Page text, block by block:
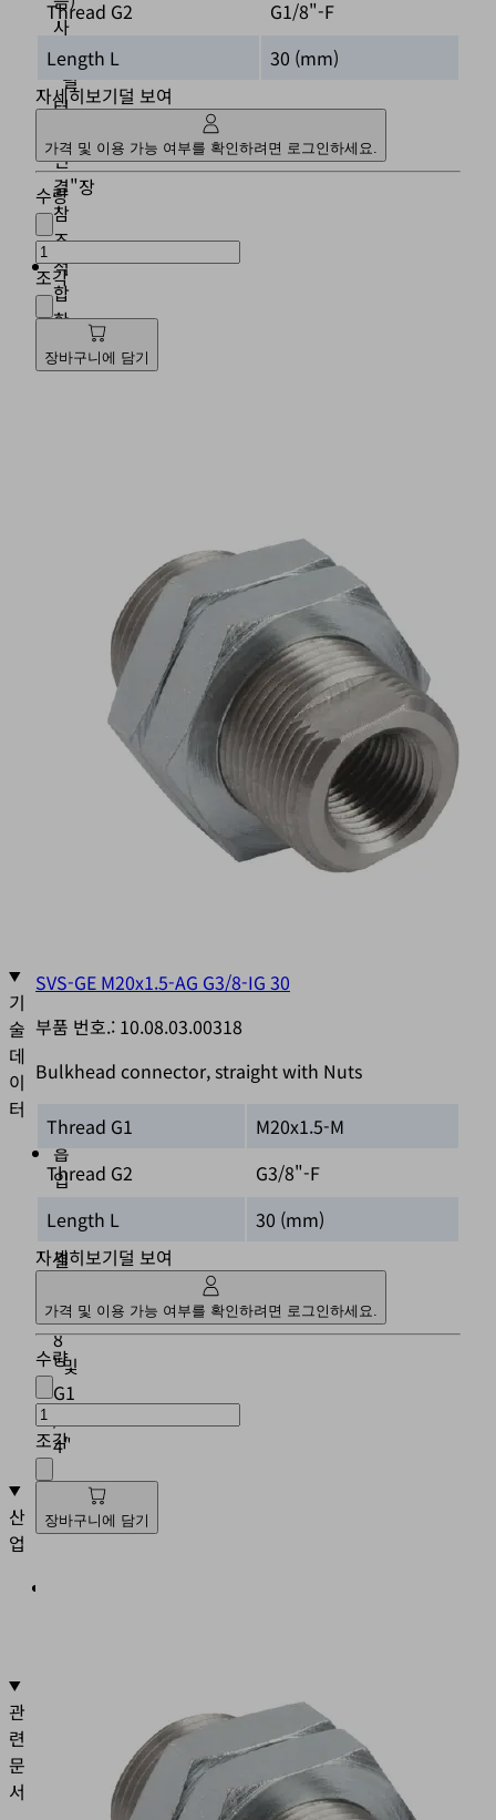
사
용,
"필
터
연
결"장
참
조
적
합
한
흡
입
기
술
데
이
터
흡
입
연
결
/
8
"및
G1
4"
산
업
관
련
문
서
Thread G2
G1/8"-F
Length L
30 (mm)
자세히보기덜 보여
가격 및 이용 가능 여부를 확인하려면 로그인하세요.
수량
조각
장바구니에 담기
SVS-GE M20x1.5-AG G3/8-IG 30
부품 번호.: 10.08.03.00318
Bulkhead connector, straight with Nuts
Thread G1
M20x1.5-M
Thread G2
G3/8"-F
Length L
30 (mm)
자세히보기덜 보여
가격 및 이용 가능 여부를 확인하려면 로그인하세요.
수량
조각
장바구니에 담기